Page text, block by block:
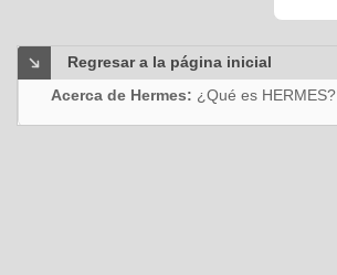
Regresar a la página inicial
Acerca de Hermes: ¿Qué es HERMES?